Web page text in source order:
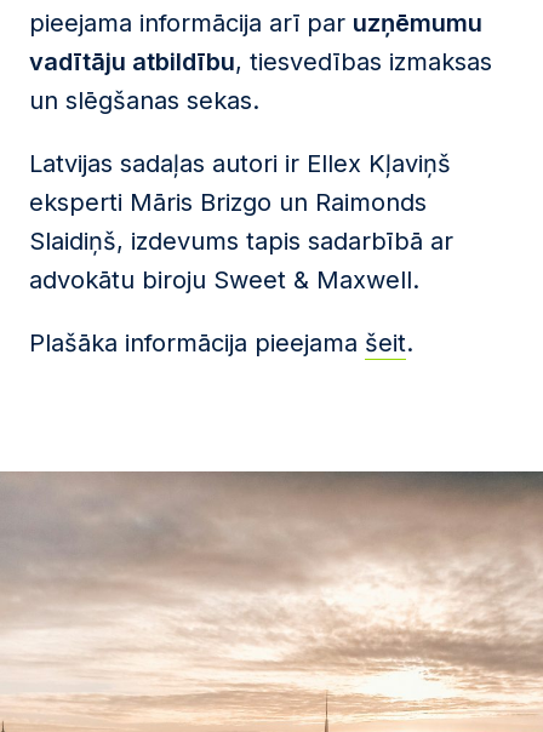
pieejama informācija arī par uzņēmumu
vadītāju atbildību, tiesvedības izmaksas
un slēgšanas sekas.
Latvijas sadaļas autori ir Ellex Kļaviņš
eksperti Māris Brizgo un Raimonds
Slaidiņš, izdevums tapis sadarbībā ar
advokātu biroju Sweet & Maxwell.
Plašāka informācija pieejama šeit.